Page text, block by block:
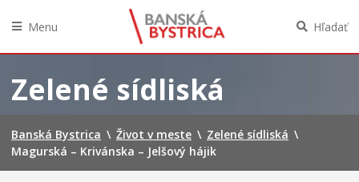
obsah
Menu Hľadať
Zelené sídliská
Banská Bystrica \ Život v meste \ Zelené sídliská \
Magurská – Krivánska – Jelšový hájik